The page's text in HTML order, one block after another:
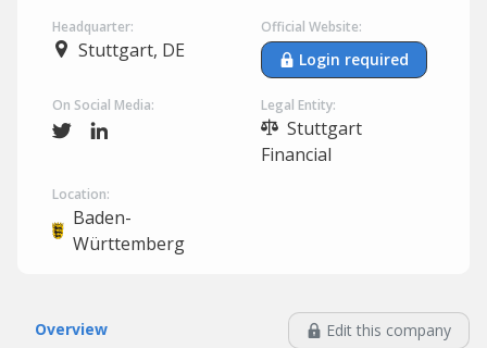
Headquarter:
Stuttgart, DE
Official Website:
Login required
On Social Media: Legal Entity:
Stuttgart
Financial
Location:
Baden-
Württemberg
Overview Edit this company